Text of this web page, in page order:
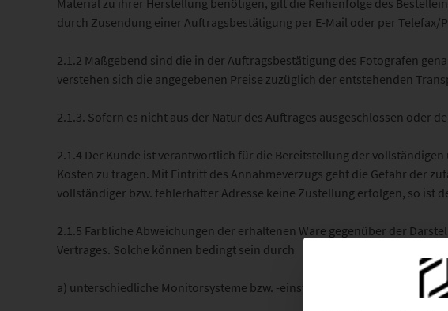
Material zu ihrer Herstellung benötigen, gilt die Reihenfolge des
durch Zusendung einer Auftragsbestätigung per E-Mail oder per
2.1.2 Maßgebend sind die in der Auftragsbestätigung des Fotografen
verstehen sich die angegebenen Preise zuzüglich der entstehenden
2.1.3. Sofern es nicht aus der Natur des Auftrages ausgeschlossen
2.1.4 Der Kunde ist verantwortlich für die Bereitstellung der
Kosten zu tragen. Mit Eintritt des Annahmeverzugs geht die Gefahr der
vollständiger bzw. fehlerhafter Adresse keine Zustellung erfolgen, so ist
2.1.5 Farbliche Abweichungen der erhaltenen Ware gegenüber der
Vertrages. Solche können bedingt sein durch
a) unterschiedliche Monitorsysteme bzw. -einstellungen beim Fotografen